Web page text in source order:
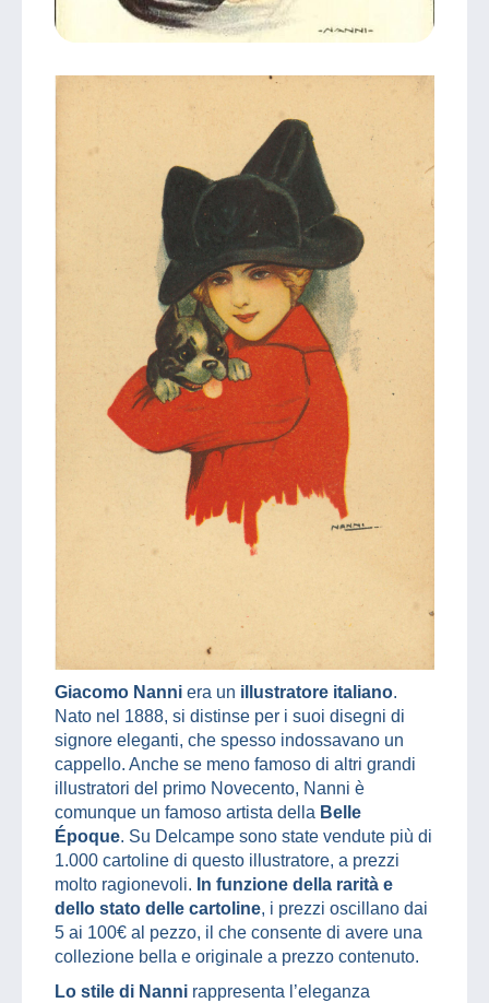
Giacomo Nanni era un illustratore italiano.
Nato nel 1888, si distinse per i suoi disegni di
signore eleganti, che spesso indossavano un
cappello. Anche se meno famoso di altri grandi
illustratori del primo Novecento, Nanni è
comunque un famoso artista della Belle
Époque. Su Delcampe sono state vendute più di
1.000 cartoline di questo illustratore, a prezzi
molto ragionevoli. In funzione della rarità e
dello stato delle cartoline, i prezzi oscillano dai
5 ai 100€ al pezzo, il che consente di avere una
collezione bella e originale a prezzo contenuto.
Lo stile di Nanni rappresenta l’eleganza